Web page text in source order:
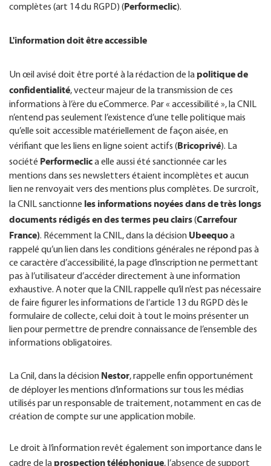
complètes (art 14 du RGPD) (Performeclic).
L'information doit être accessible
Un œil avisé doit être porté à la rédaction de la politique de
confidentialité, vecteur majeur de la transmission de ces
informations à l’ère du eCommerce. Par « accessibilité », la CNIL
n’entend pas seulement l’existence d’une telle politique mais
qu’elle soit accessible matériellement de façon aisée, en
vérifiant que les liens en ligne soient actifs (Bricoprivé). La
société Performeclica elle aussi été sanctionnée car les
mentions dans ses newsletters étaient incomplètes et aucun
lien ne renvoyait vers des mentions plus complètes. De surcroît,
la CNIL sanctionne les informations noyées dans de très longs
documents rédigés en des termes peu clairs(Carrefour
France). Récemment la CNIL, dans la décision Ubeequoa
rappelé qu’un lien dans les conditions générales ne répond pas à
ce caractère d’accessibilité, la page d’inscription ne permettant
pas à l’utilisateur d’accéder directement à une information
exhaustive. A noter que la CNIL rappelle qu’il n’est pas nécessaire
de faire figurer les informations de l’article 13 du RGPD dès le
formulaire de collecte, celui doit à tout le moins présenter un
lien pour permettre de prendre connaissance de l’ensemble des
informations obligatoires.
La Cnil, dans la décision Nestor, rappelle enfin opportunément
de déployer les mentions d’informations sur tous les médias
utilisés par un responsable de traitement, notamment en cas de
création de compte sur une application mobile.
Le droit à l’information revêt également son importance dans le
cadre de la prospection téléphonique, l’absence de support